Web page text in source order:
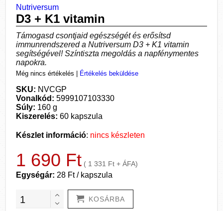
Nutriversum
D3 + K1 vitamin
Támogasd csontjaid egészségét és erősítsd
immunrendszered a Nutriversum D3 + K1 vitamin
segítségével! Színtiszta megoldás a napfénymentes
napokra.
Még nincs értékelés Értékelés beküldése
SKU: NVCGP
Vonalkód: 5999107103330
Súly: 160 g
Kiszerelés: 60 kapszula
Készlet információ: nincs készleten
1 690 Ft ( 1 331 Ft + ÁFA)
Egységár: 28 Ft / kapszula
KOSÁRBA